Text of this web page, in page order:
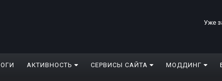
Уже
АКТИВНОСТЬ СЕРВИСЫ САЙТА МОДДИНГ